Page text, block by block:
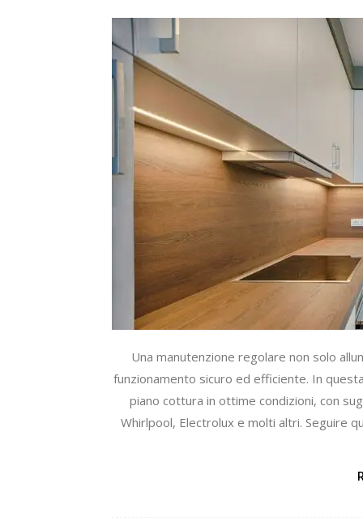
Una manutenzione regolare non solo
funzionamento sicuro ed efficiente. In
piano cottura in ottime condizioni, con
Whirlpool, Electrolux e molti altri. Seguire